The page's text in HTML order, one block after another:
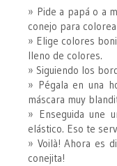
Pide a papá o a
conejo para
Elige colores
lleno de colores.
Siguiendo los
Pégala en una
máscara muy
Enseguida une
elástico. Eso te
Voilà! Ahora es
conejita!